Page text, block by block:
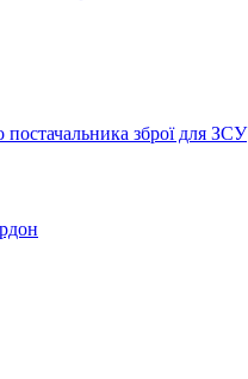
зброї для ЗСУ